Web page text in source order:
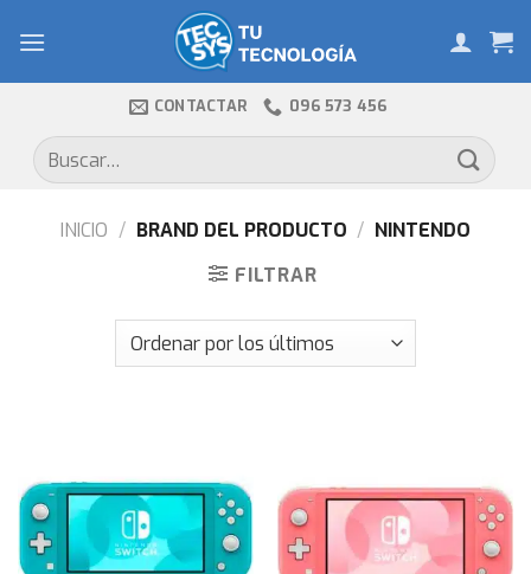
CONTACTAR 096 573 456
Buscar
por:
INICIO / BRAND DEL PRODUCTO / NINTENDO
FILTRAR